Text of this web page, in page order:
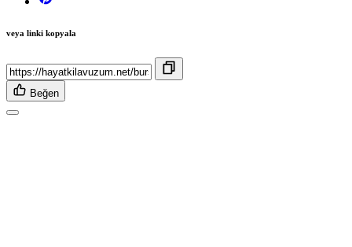
veya linki kopyala
Beğen